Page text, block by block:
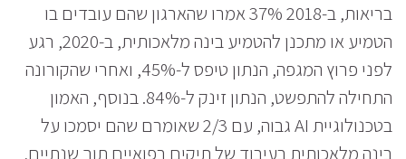
בריאות, ב-2018 37% אמרו שהארגון שהם עובדים בו
הטמיע או מתכנן להטמיע בינה מלאכותית, ב-2020, רגע
לפני פרוץ המגפה, הנתון טיפס ל-45%, ואחרי שהקורונה
התחילה להתפשט, הנתון זינק ל-84%. בנוסף, האמון
בטכנולוגיית AI גבוה, עם 2/3 שאומרם שהם יסמכו על
בינה מלאכותית בעיבוד של תיקים רפואיים תוך שנתיים,